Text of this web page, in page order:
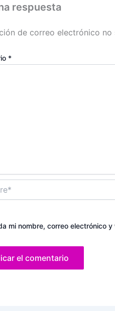
respuesta
de correo electrónico no
*
mi nombre, correo electrónico